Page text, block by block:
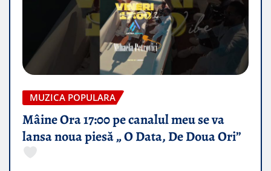
MUZICA POPULARA
Mâine Ora 17:00 pe canalul meu se va
lansa noua piesă „ O Data, De Doua Ori”